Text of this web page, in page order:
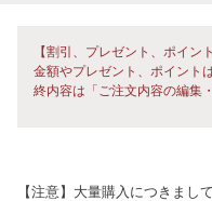
【割引、プレゼント、ポイン
金額やプレゼント、ポイント
終内容は「ご注文内容の編集
【注意】大量購入につきまし